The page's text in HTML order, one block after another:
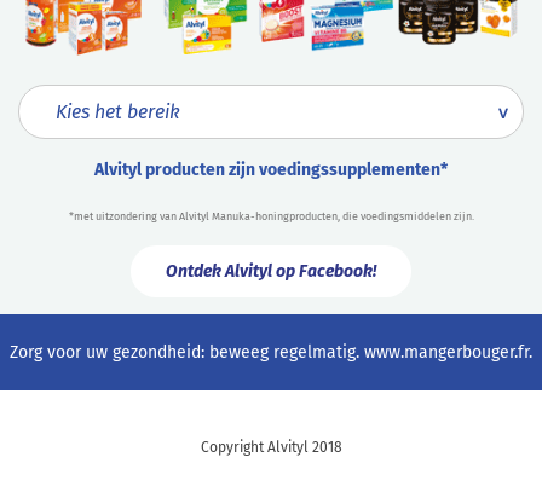
Alvityl producten zijn voedingssupplementen*
*met uitzondering van Alvityl Manuka-honingproducten, die voedingsmiddelen zijn.
Ontdek Alvityl op Facebook!
Zorg voor uw gezondheid: beweeg regelmatig. www.mangerbouger.fr.
Copyright Alvityl 2018